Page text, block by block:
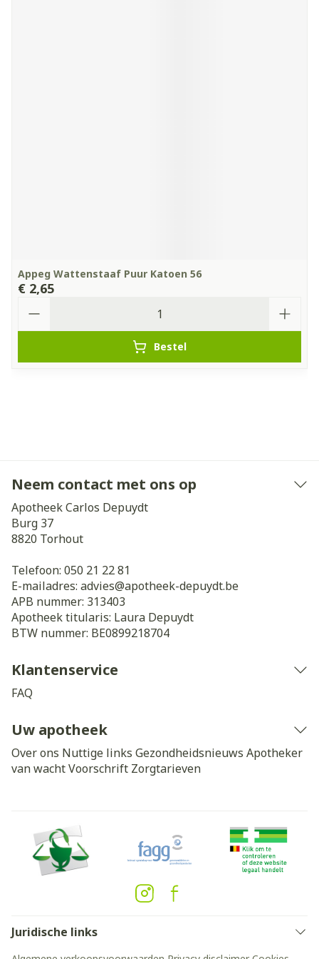
Appeg Wattenstaaf Puur Katoen 56
€ 2,65
Bestel
Neem contact met ons op
Apotheek Carlos Depuydt
Burg 37
8820 Torhout
Telefoon: 050 21 22 81
E-mailadres: advies@apotheek-depuydt.be
APB nummer: 313403
Apotheek titularis: Laura Depuydt
BTW nummer: BE0899218704
Klantenservice
FAQ
Uw apotheek
Over ons Nuttige links Gezondheidsnieuws Apotheker
van wachtVoorschrift Zorgtarieven
Juridische links